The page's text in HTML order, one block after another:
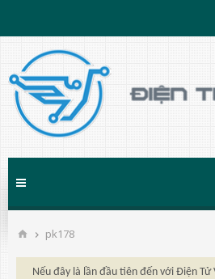
pk178
Nếu đây là lần đầu tiên đến với Điện